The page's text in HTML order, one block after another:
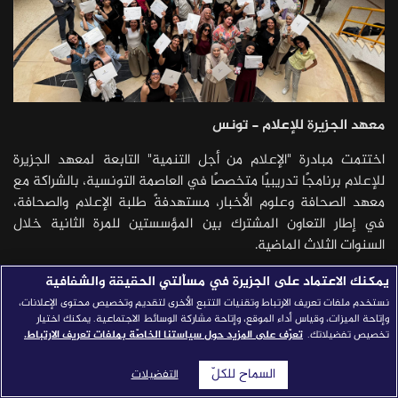
قصص النجاح
مجلة الصحافة
إصداراتنا
شركاؤنا
للتواصل | استفسارات
معهد الجزيرة للإعلام - تونس
اختتمت مبادرة "الإعلام من أجل التنمية" التابعة لمعهد الجزيرة
للإعلام برنامجًا تدريبيًا متخصصًا في العاصمة التونسية، بالشراكة مع
معهد الصحافة وعلوم الأخبار، مستهدفةً طلبة الإعلام والصحافة،
في إطار التعاون المشترك بين المؤسستين للمرة الثانية خلال
السنوات الثلاث الماضية.
شهد البرنامج تنفيذ ستّ دورات تدريبية مكثفة امتدّت على مدار
خمسة أيام، بإجمالي 30 ساعة تدريبية لكل دورة، مستفيدًا منها 80
طالبًا وطالبةً، توزّعوا على الدورات الستّ بواقع 11 مشاركًا في دورة
إنتاج النشرات الرقمية، و14 مشاركًا في إدارة غرف الأخبار الرقمية، و18
المراسل التلفزيوني في العصر الرقمي، و12 مشاركًا في تحقيقات
يمكنك الاعتماد على الجزيرة في مسألتي الحقيقة والشفافية
نستخدم ملفات تعريف الارتباط وتقنيات التتبع الأخرى لتقديم وتخصيص محتوى الإعلانات،
وإتاحة الميزات، وقياس أداء الموقع، وإتاحة مشاركة الوسائط الاجتماعية. يمكنك اختيار
تخصيص تفضيلاتك. تعرّف على المزيد حول سياستنا الخاصّة بملفات تعريف الارتباط.
التفضيلات السماح للكلّ